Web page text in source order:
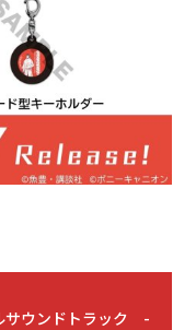
サウンドトラック -